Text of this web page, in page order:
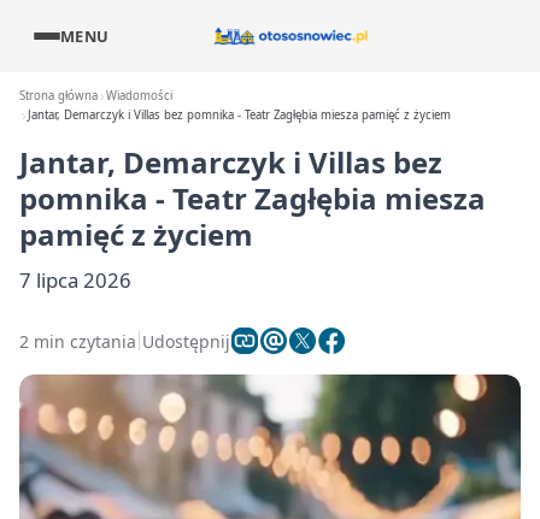
MENU
Strona główna Wiadomości
Jantar, Demarczyk i Villas bez pomnika - Teatr Zagłębia miesza pamięć z życiem
Jantar, Demarczyk i Villas bez
pomnika - Teatr Zagłębia miesza
pamięć z życiem
7 lipca 2026
2 min czytania Udostępnij